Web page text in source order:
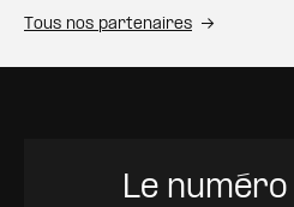
Tous nos partenaires
Le